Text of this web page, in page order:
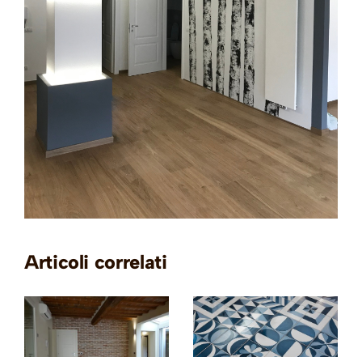
Articoli correlati